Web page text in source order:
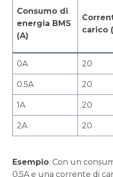
Consumo di
energia BMS
(A)
carico
0A 20
0.5A 20
1A 20
2A 20
Esempio: Con un
0,5A e una corrente di